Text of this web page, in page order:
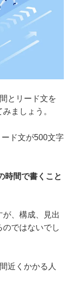
とリード文を
ましょう。
ド文が500文字
時間で書くこと
、構成、見出
のではないでし
近くかかる人